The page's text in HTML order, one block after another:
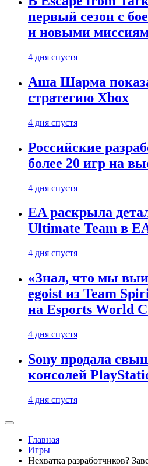
первый сезон с
и новыми
4 дня спустя
Аша Шарма
стратегию Xbox
4 дня спустя
Российские
более 20 игр на
4 дня спустя
EA раскрыла
Ultimate Team в
4 дня спустя
«Знал, что мы
egoist из Team
на Esports World
4 дня спустя
Sony продала
консолей
4 дня спустя
Главная
Игры
Нехватка разработчиков?